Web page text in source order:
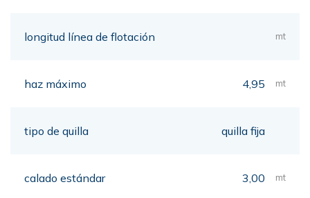
longitud línea de flotación mt
haz máximo 4,95 mt
tipo de quilla quilla fija
calado estándar 3,00 mt